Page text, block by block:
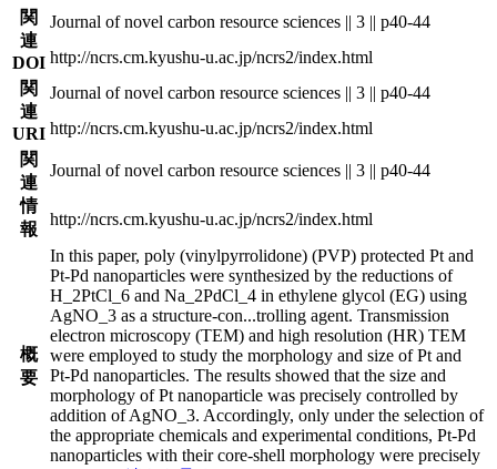
関
連
DOI
Journal of novel carbon resource sciences || 3 || p40-44
http://ncrs.cm.kyushu-u.ac.jp/ncrs2/index.html
関
連
URI
Journal of novel carbon resource sciences || 3 || p40-44
http://ncrs.cm.kyushu-u.ac.jp/ncrs2/index.html
関
連
情
報
Journal of novel carbon resource sciences || 3 || p40-44
http://ncrs.cm.kyushu-u.ac.jp/ncrs2/index.html
概
要
In this paper, poly (vinylpyrrolidone) (PVP) protected Pt and
Pt-Pd nanoparticles were synthesized by the reductions of
H_2PtCl_6 and Na_2PdCl_4 in ethylene glycol (EG) using
AgNO_3 as a structure-con...trolling agent. Transmission
electron microscopy (TEM) and high resolution (HR) TEM
were employed to study the morphology and size of Pt and
Pt-Pd nanoparticles. The results showed that the size and
morphology of Pt nanoparticle was precisely controlled by
addition of AgNO_3. Accordingly, only under the selection of
the appropriate chemicals and experimental conditions, Pt-Pd
nanoparticles with their core-shell morphology were precisely